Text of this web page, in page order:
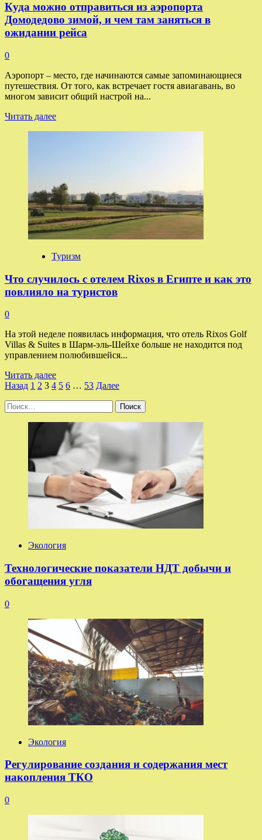
Куда можно отправиться из аэропорта
Домодедово зимой, и чем там заняться в
ожидании рейса
0
Аэропорт – место, где начинаются самые запоминающиеся
путешествия. От того, как встречает гостя авиагавань, во
многом зависит общий настрой на...
Читать далееПрочитать
аэропорта
Домодедово
зимой,
и
чем
там
заняться
в
рейса
Туризм
Что случилось с отелем Rixos в Египте и как это
повлияло на туристов
0
На этой неделе появилась информация, что отель Rixos Golf
Villas & Suites в Шарм-эль-Шейхе больше не находится под
управлением полюбившейся...
Читать далееПрочитать
больше
отелем
Rixos
в
Египте
и
это
повлияло
Пагинация
записей
Назад 1 2 3 4 5 6 … 53 Далее
Найти:
Экология
Технологические показатели НДТ добычи и
обогащения угля
0
Экология
Регулирование создания и содержания мест
накопления ТКО
0